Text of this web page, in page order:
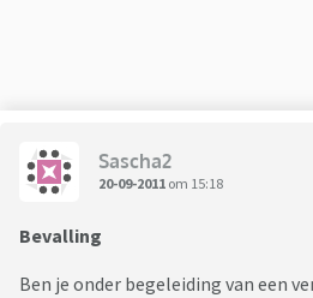
Sascha2
20-09-2011 om 15:18
Bevalling
Ben je onder begeleiding van een